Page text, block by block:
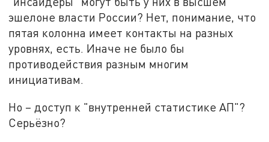
эшелоне власти России? Нет, понимание, что
пятая колонна имеет контакты на разных
уровнях, есть. Иначе не было бы
противодействия разным многим
инициативам.
Но – доступ к "внутренней статистике АП"?
Серьёзно?